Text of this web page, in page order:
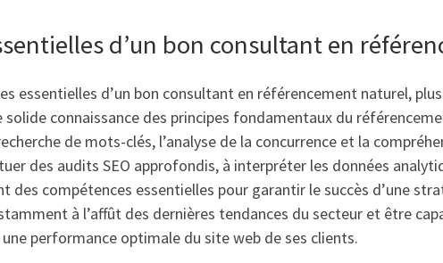
d’un bon consultant en
essentielles d’un bon consultant en référencement naturel,
connaissance des principes fondamentaux du
de mots-clés, l’analyse de la concurrence et la
des audits SEO approfondis, à interpréter les données
compétences essentielles pour garantir le succès d’une
à l’affût des dernières tendances du secteur et être
performance optimale du site web de ses clients.